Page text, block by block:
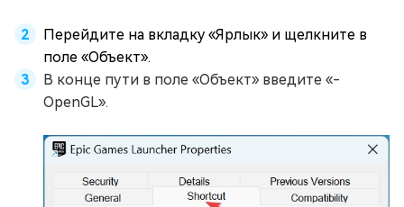
Перейдите на вкладку «Ярлык» и щелкните в
поле «Объект».
В конце пути в поле «Объект» введите «-
OpenGL».